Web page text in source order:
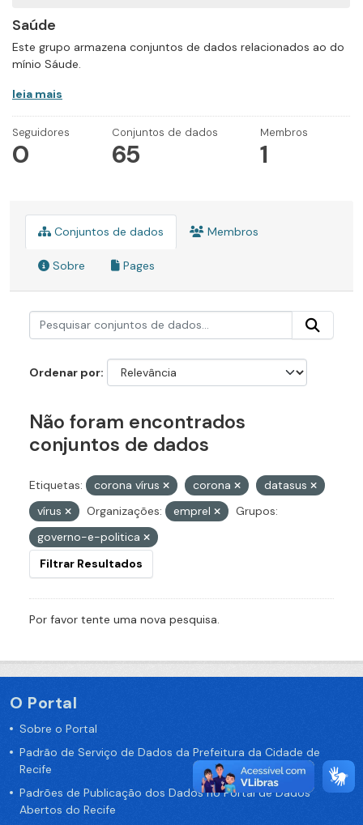
Saúde
Este grupo armazena conjuntos de dados relacionados ao do
mínio Sáude.
leia mais
Seguidores
0
Conjuntos de dados
65
Membros
1
Conjuntos de dados Membros
Sobre Pages
Ordenar por
Não foram encontrados
conjuntos de dados
Etiquetas: corona vírus corona
datasus
vírus
Organizações: emprel
Grupos:
governo-e-politica
Filtrar Resultados
Por favor tente uma nova pesquisa.
O Portal
Sobre o Portal
Padrão de Serviço de Dados da Prefeitura da Cidade de
Recife
Padrões de Publicação dos Dados no Portal de Dados
Abertos do Recife